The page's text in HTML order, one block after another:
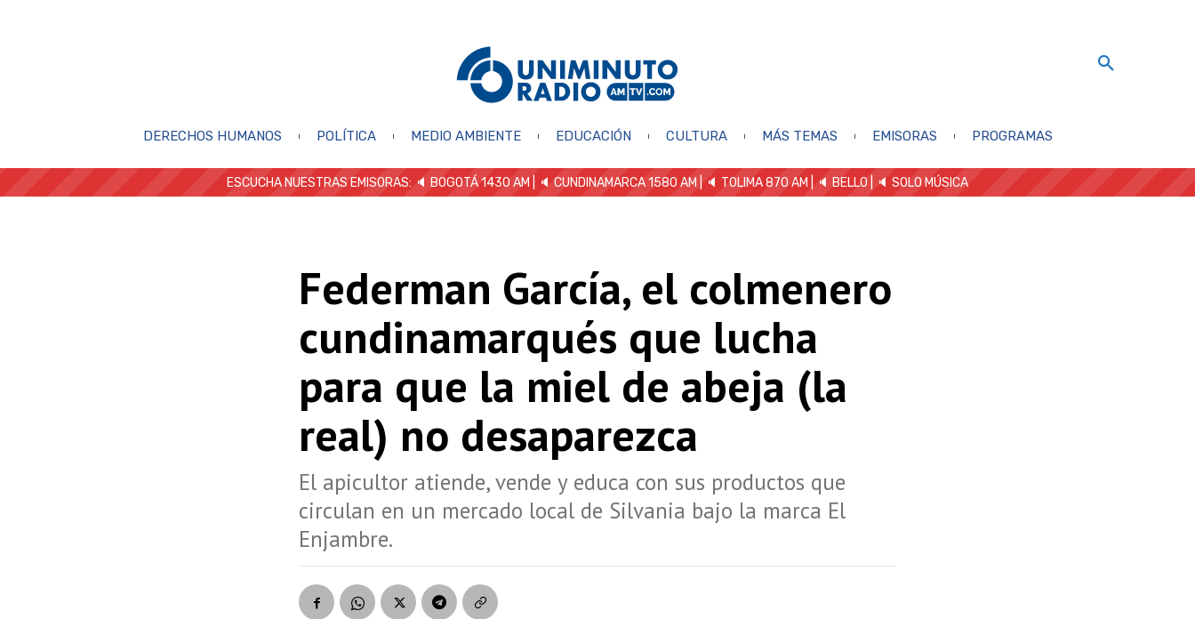
DERECHOS HUMANOS POLÍTICA MEDIO AMBIENTE EDUCACIÓN CULTURA MÁS TEMAS EMISORAS PROGRAMAS
ESCUCHA NUESTRAS EMISORAS: 🔈 BOGOTÁ 1430 AM | 🔈 CUNDINAMARCA 1580 AM | 🔈 TOLIMA 870 AM | 🔈 BELLO 🔈 SOLO MÚSICA
Federman García, el colmenero
cundinamarqués que lucha
para que la miel de abeja (la
real) no desaparezca
El apicultor atiende, vende y educa con sus productos que
circulan en un mercado local de Silvania bajo la marca El
Enjambre.